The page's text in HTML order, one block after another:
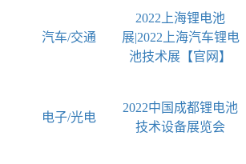
汽车/交通
2022上海锂电池
展|2022上海汽车锂电
池技术展【官网】
电子/光电
2022中国成都锂电池
技术设备展览会